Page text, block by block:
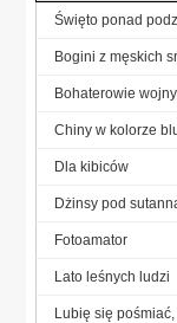
Święto ponad
Bogini z męskich
Bohaterowie
Chiny w kolorze
Dla kibiców
Dżinsy pod
Fotoamator
Lato leśnych ludzi
Lubię się